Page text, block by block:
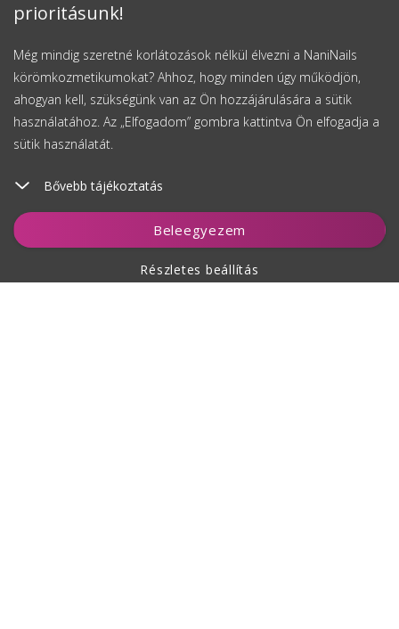
prioritásunk!
Még mindig szeretné korlátozások nélkül élvezni a NaniNails
körömkozmetikumokat? Ahhoz, hogy minden úgy működjön,
ahogyan kell, szükségünk van az Ön hozzájárulására a sütik
használatához. Az „Elfogadom” gombra kattintva Ön elfogadja a
sütik használatát.
Bővebb tájékoztatás
Beleegyezem
Részletes beállítás
Kosárhoz ad